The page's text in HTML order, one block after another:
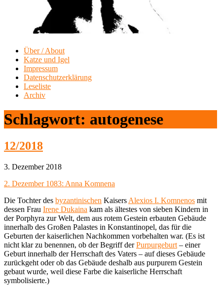
Über / About
Katze und Igel
Impressum
Datenschutzerklärung
Leseliste
Archiv
Schlagwort: autogenese
12/2018
3. Dezember 2018
2. Dezember 1083: Anna Komnena
Die Tochter des byzantinischen Kaisers Alexios I. Komnenos mit
dessen Frau Irene Dukaina kam als ältestes von sieben Kindern in
der Porphyra zur Welt, dem aus rotem Gestein erbauten Gebäude
innerhalb des Großen Palastes in Konstantinopel, das für die
Geburten der kaiserlichen Nachkommen vorbehalten war. (Es ist
nicht klar zu benennen, ob der Begriff derPurpurgeburt – einer
Geburt innerhalb der Herrschaft des Vaters – auf dieses Gebäude
zurückgeht oder ob das Gebäude deshalb aus purpurem Gestein
gebaut wurde, weil diese Farbe die kaiserliche Herrschaft
symbolisierte.)